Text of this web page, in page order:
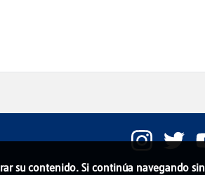
su contenido. Si continúa navegando sin